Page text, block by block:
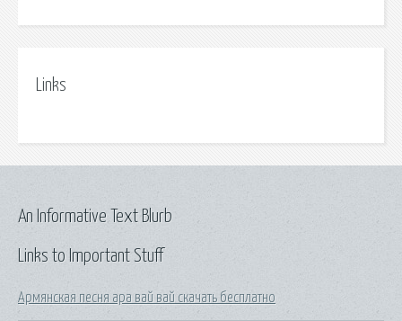
Links
Links to Important Stuff
Армянская песня ара вай вай скачать бесплатно
An Informative Text Blurb